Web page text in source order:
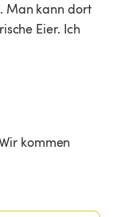
Man kann dort
Eier. Ich
kommen